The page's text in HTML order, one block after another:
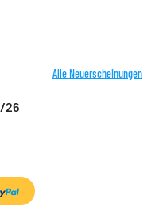
Alle Neuerscheinungen
26